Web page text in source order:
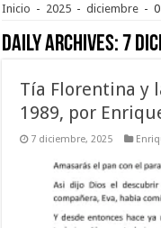
Inicio - 2025 - diciembre -
Daily Archives:7
Tía Florentina y
1989, por
7 diciembre, 2025